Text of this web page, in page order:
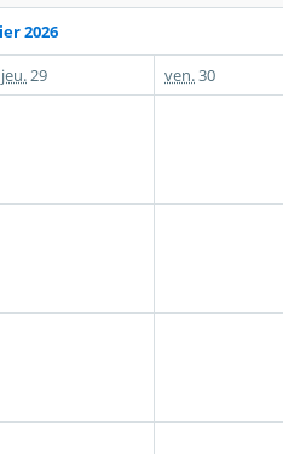
2026
jeu. 29 ven.30